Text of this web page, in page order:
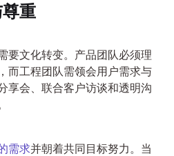
重
要文化转变。产品团队必须理
而工程团队需领会用户需求与
享会、联合客户访谈和透明沟
需求并朝着共同目标努力。当